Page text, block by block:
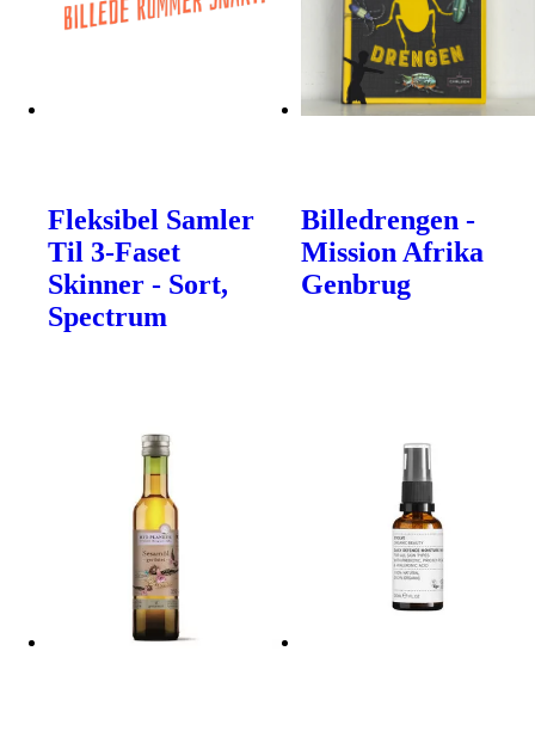
Fleksibel Samler
Til 3-Faset
Skinner - Sort,
Spectrum
Billedrengen -
Mission Afrika
Genbrug